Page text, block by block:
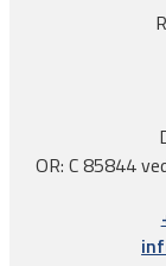
OR: C 85844